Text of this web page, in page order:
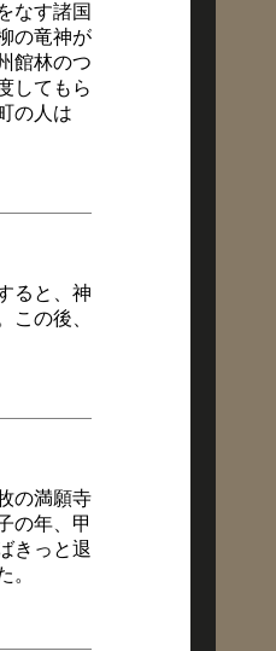
なす諸国
の竜神が
館林のつ
してもら
の人は
ると、神
この後、
の満願寺
の年、甲
きっと退
。